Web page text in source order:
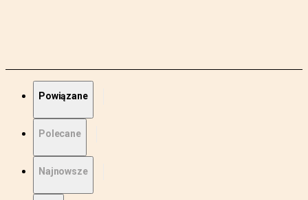
Powiązane
Polecane
Najnowsze